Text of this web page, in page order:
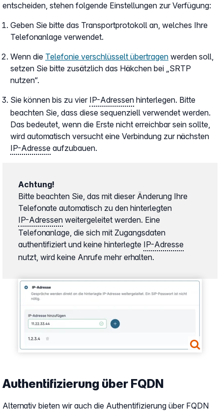
Show larger version
entscheiden, stehen folgende Einstellungen zur Verfügung:
Geben Sie bitte das Transportprotokoll an, welches Ihre
Telefonanlage verwendet.
Wenn die Telefonie verschlüsselt übertragen werden soll,
setzen Sie bitte zusätzlich das Häkchen bei „SRTP
nutzen“.
Sie können bis zu vier IP-Adressen hinterlegen. Bitte
beachten Sie, dass diese sequenziell verwendet werden.
Das bedeutet, wenn die Erste nicht erreichbar sein sollte,
wird automatisch versucht eine Verbindung zur nächsten
IP-Adresse aufzubauen.
Achtung!
Bitte beachten Sie, das mit dieser Änderung Ihre
Telefonate automatisch zu den hinterlegten
IP-Adressen weitergeleitet werden. Eine
Telefonanlage, die sich mit Zugangsdaten
authentifiziert und keine hinterlegte IP-Adresse
nutzt, wird keine Anrufe mehr erhalten.
Authentifizierung über FQDN
Alternativ bieten wir auch die Authentifizierung über FQDN